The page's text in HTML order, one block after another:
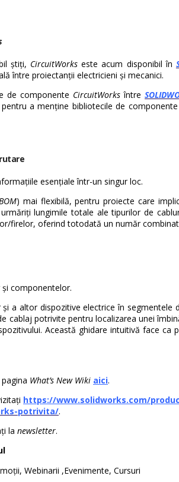
știți, CircuitWorkseste acum disponibil în
între proiectanții electricieni și mecanici.
de componente CircuitWorks între
a menține bibliotecile de
esențiale într-un singur loc.
) mai flexibilă, pentru proiecte care
lungimile totale ale tipurilor de
firelor, oferind totodată un număr
componentelor.
a altor dispozitive electrice în segmentele
cablaj potrivite pentru localizarea unei
Această ghidare intuitivă face ca
What’s New Wiki aici.
https://www.solidworks.com/
potrivita/.
la newsletter.
Webinarii ,Evenimente, Cursuri